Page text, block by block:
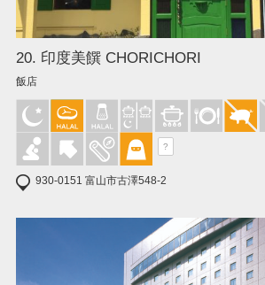
20. 印度美饌 CHORICHORI
飯店
?
930-0151 富山市古澤548-2